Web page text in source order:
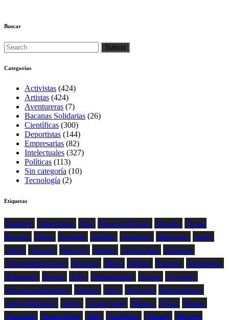
Buscar
Categorías
Activistas (424)
Artistas (424)
Aventureras (7)
Bacanas Solidarias (26)
Científicas (300)
Deportistas (144)
Empresarias (82)
Intelectuales (327)
Políticas (113)
Sin categoría (10)
Tecnología (2)
Etiquetas
Bailarina Historiadora Perú Directora De Cine Docente
Premio
Nacional
China Lesbiana Filósofa Arquitecta Educacion
Japón
Atleta
Cineasta Directora Italiana Compositora
Alemania
Emprendedora Social
Británica Brasil Médica Francesa
Matemática
Empresaria
España Italia Afroamericana Inglesa
Argentina
Mujeresbacanaslatinas
Doctora India Fotógrafa
Emprendedora
Juegos Olímpicos
Madre Artista Visual México Física
Pintora
Deportista
Premio Nobel ONG Académica Africana Derechos